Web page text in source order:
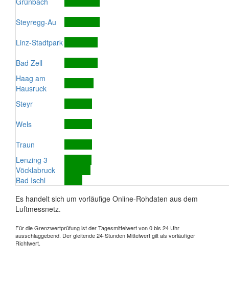
Steyregg-Au
Linz-Stadtpark
Bad Zell
Haag am
Hausruck
Steyr
Wels
Traun
Lenzing 3
Vöcklabruck
Bad Ischl
Es handelt sich um vorläufige Online-Rohdaten aus dem
Luftmessnetz.
Für die Grenzwertprüfung ist der Tagesmittelwert von 0 bis 24 Uhr
ausschlaggebend. Der gleitende 24-Stunden Mittelwert gilt als vorläufiger
Richtwert.